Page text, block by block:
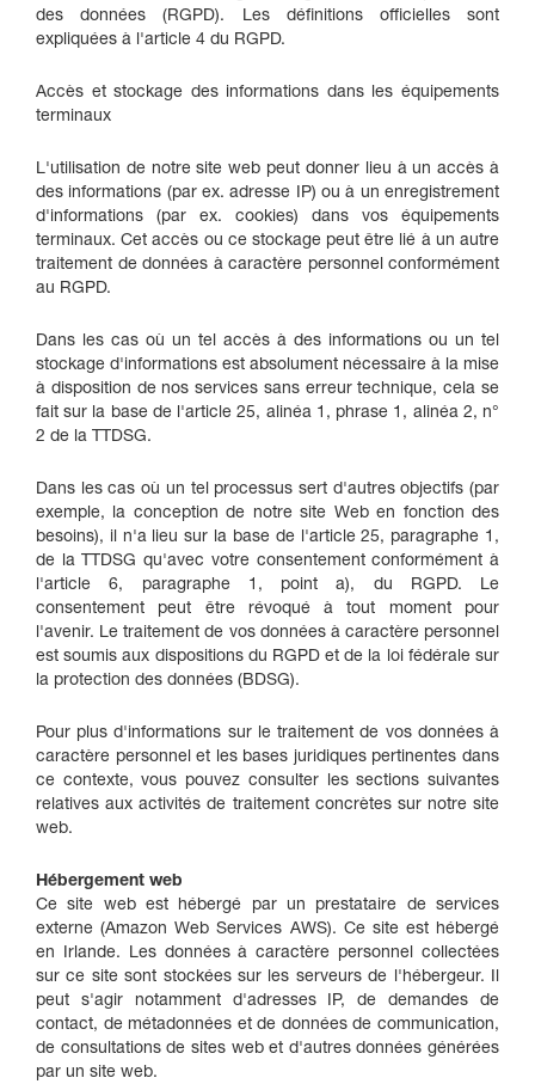
des données (RGPD). Les définitions officielles sont
expliquées à l'article 4 du RGPD.
Accès et stockage des informations dans les équipements
terminaux
L'utilisation de notre site web peut donner lieu à un accès à
des informations (par ex. adresse IP) ou à un enregistrement
d'informations (par ex. cookies) dans vos équipements
terminaux. Cet accès ou ce stockage peut être lié à un autre
traitement de données à caractère personnel conformément
au RGPD.
Dans les cas où un tel accès à des informations ou un tel
stockage d'informations est absolument nécessaire à la mise
à disposition de nos services sans erreur technique, cela se
fait sur la base de l'article 25, alinéa 1, phrase 1, alinéa 2, n°
2 de la TTDSG.
Dans les cas où un tel processus sert d'autres objectifs (par
exemple, la conception de notre site Web en fonction des
besoins), il n'a lieu sur la base de l'article 25, paragraphe 1,
de la TTDSG qu'avec votre consentement conformément à
l'article 6, paragraphe 1, point a), du RGPD. Le
consentement peut être révoqué à tout moment pour
l'avenir. Le traitement de vos données à caractère personnel
est soumis aux dispositions du RGPD et de la loi fédérale sur
la protection des données (BDSG).
Pour plus d'informations sur le traitement de vos données à
caractère personnel et les bases juridiques pertinentes dans
ce contexte, vous pouvez consulter les sections suivantes
relatives aux activités de traitement concrètes sur notre site
web.
Hébergement web
Ce site web est hébergé par un prestataire de services
externe (Amazon Web Services AWS). Ce site est hébergé
en Irlande. Les données à caractère personnel collectées
sur ce site sont stockées sur les serveurs de l'hébergeur. Il
peut s'agir notamment d'adresses IP, de demandes de
contact, de métadonnées et de données de communication,
de consultations de sites web et d'autres données générées
par un site web.